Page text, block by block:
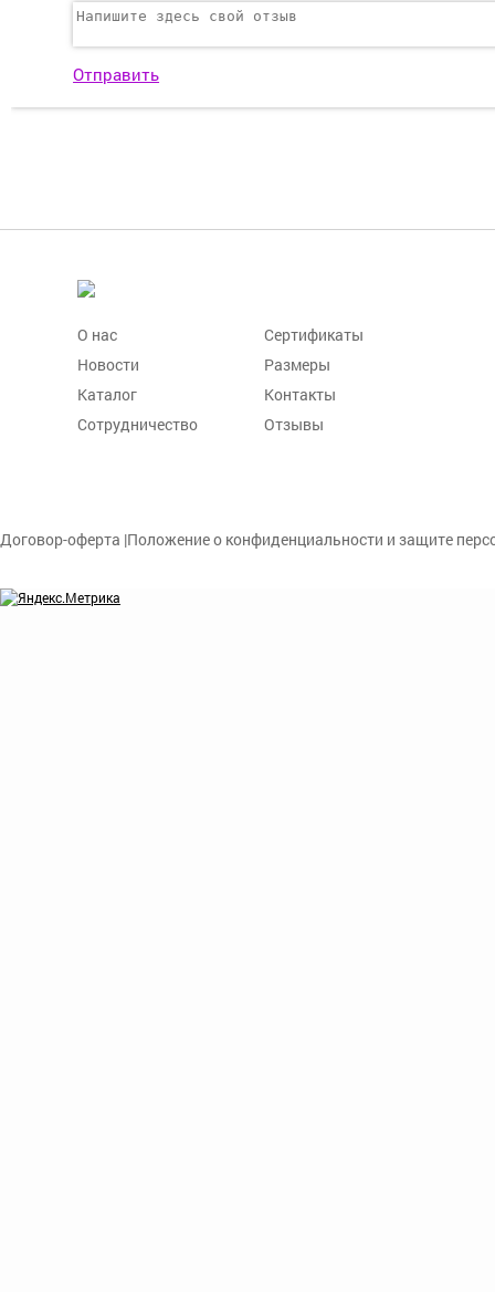
Отправить
О нас
Новости
Каталог
Сотрудничество
Сертификаты
Размеры
Контакты
Отзывы
Договор-оферта |Положение о конфиденциальности и защите